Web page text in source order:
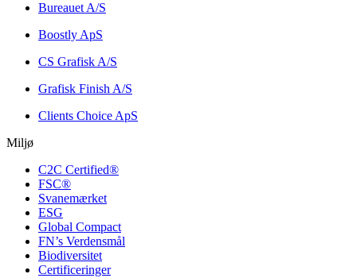
Bureauet A/S
Boostly ApS
CS Grafisk A/S
Grafisk Finish A/S
Clients Choice ApS
Miljø
C2C Certified®
FSC®
Svanemærket
ESG
Global Compact
FN’s Verdensmål
Biodiversitet
Certificeringer